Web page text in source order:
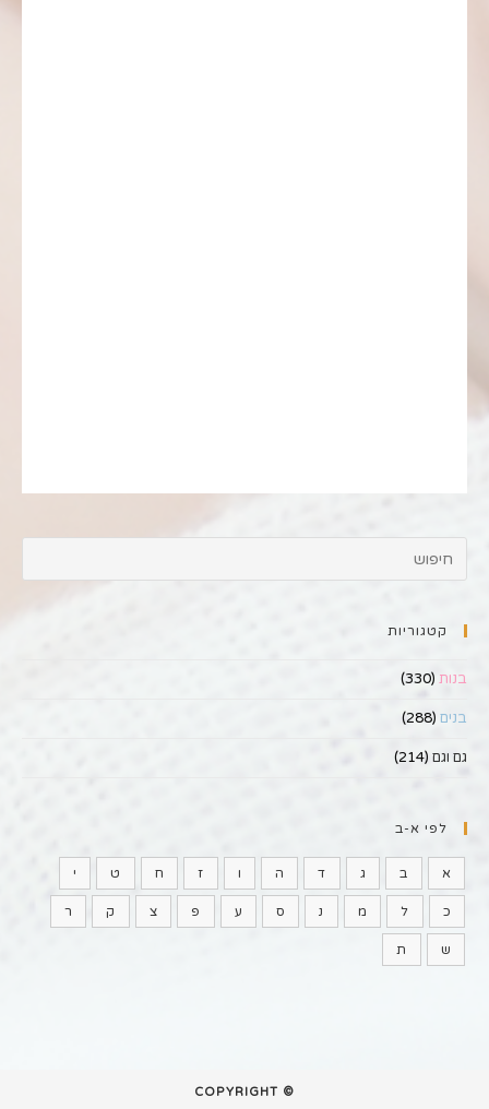
קטגוריות
בנות (330)
בנים (288)
גם וגם (214)
לפי א-ב
א ב ג ד ה ו ז ח ט י
כ ל מ נ ס ע פ צ ק ר
ש ת
© COPYRIGHT